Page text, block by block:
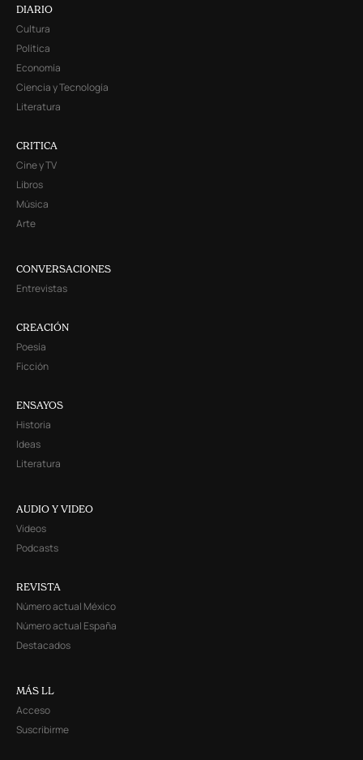
DIARIO
Cultura
Política
Economía
Ciencia y Tecnología
Literatura
CRITICA
Cine y TV
Libros
Música
Arte
CONVERSACIONES
Entrevistas
CREACIÓN
Poesía
Ficción
ENSAYOS
Historia
Ideas
Literatura
AUDIO Y VIDEO
Videos
Podcasts
REVISTA
Número actual México
Número actual España
Destacados
MÁS LL
Acceso
Suscribirme